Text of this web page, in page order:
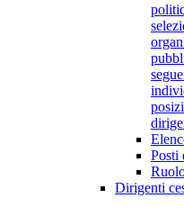
Posti
Dirigenti